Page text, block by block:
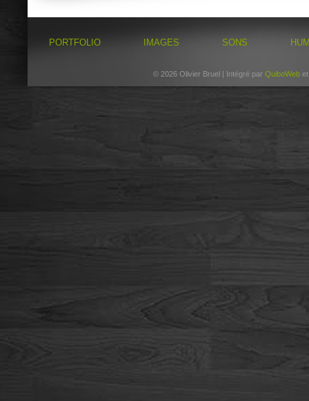
PORTFOLIO IMAGES SONS
© 2026 Olivier Bruel | Intégré par QuiboWeb